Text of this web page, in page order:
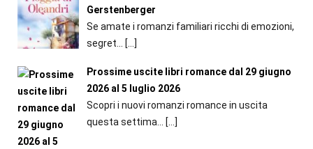
Gerstenberger
Se amate i romanzi familiari ricchi di emozioni,
segret...
[…]
Prossime uscite libri romance dal 29 giugno
2026 al 5 luglio 2026
Scopri i nuovi romanzi romance in uscita
questa settima...
[…]